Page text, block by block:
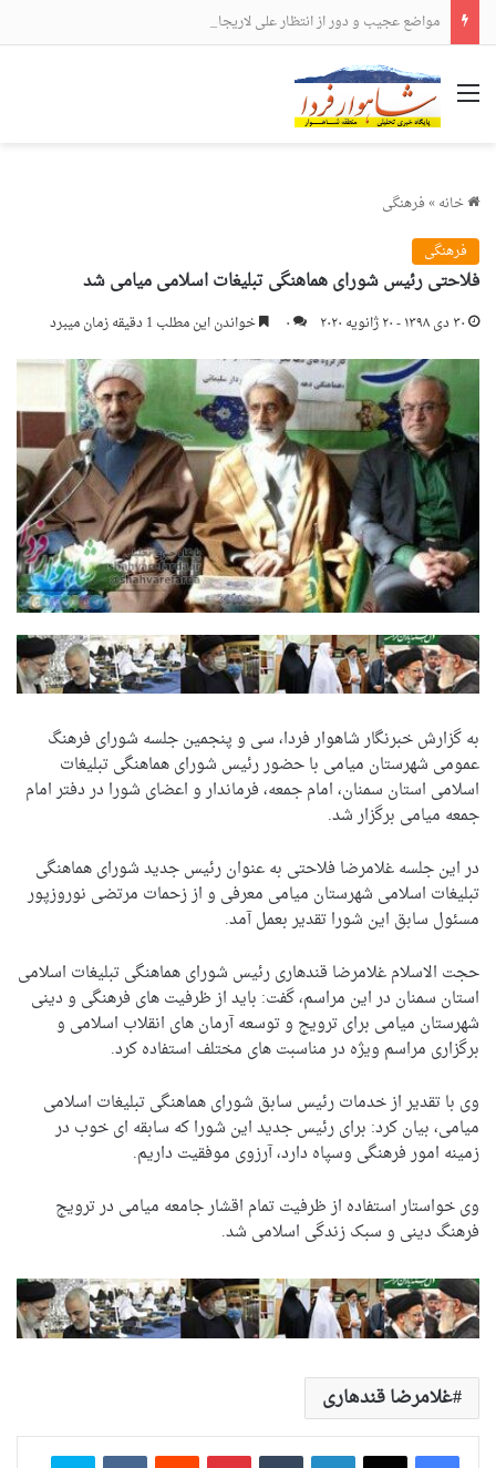
مواضع عجیب و دور از انتظار علی لاریجانی
منو
خانه»فرهنگی
فرهنگی
فلاحتی رئیس شورای هماهنگی تبلیغات اسلامی میامی شد
۳۰ دی ۱۳۹۸ - ۲۰ ژانویه ۲۰۲۰ ۰ خواندن این مطلب 1 دقیقه زمان میبرد
به گزارش خبرنگار شاهوار فردا، سی و پنجمین جلسه شورای فرهنگ
عمومی شهرستان میامی با حضور رئیس شورای هماهنگی تبلیغات
اسلامی استان سمنان، امام جمعه، فرماندار و اعضای شورا در دفتر امام
جمعه میامی برگزار شد.
در این جلسه غلامرضا فلاحتی به عنوان رئیس جدید شورای هماهنگی
تبلیغات اسلامی شهرستان میامی معرفی و از زحمات مرتضی نوروزپور
مسئول سابق این شورا تقدیر بعمل آمد.
حجت الاسلام غلامرضا قندهاری رئیس شورای هماهنگی تبلیغات اسلامی
استان سمنان در این مراسم، گفت: باید از ظرفیت های فرهنگی و دینی
شهرستان میامی برای ترویج و توسعه آرمان های انقلاب اسلامی و
برگزاری مراسم ویژه در مناسبت های مختلف استفاده کرد.
وی با تقدیر از خدمات رئیس سابق شورای هماهنگی تبلیغات اسلامی
میامی، بیان کرد: برای رئیس جدید این شورا که سابقه ای خوب در
زمینه امور فرهنگی وسپاه دارد، آرزوی موفقیت داریم.
وی خواستار استفاده از ظرفیت تمام اقشار جامعه میامی در ترویج
فرهنگ دینی و سبک زندگی اسلامی شد.
غلامرضا قندهاری
لینکدین ‫تامبلر ‫پین‌ترست‫رددیت ‫VKontakteاسکایپ